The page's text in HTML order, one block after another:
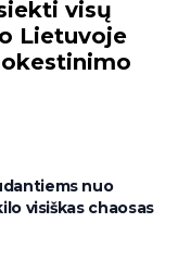
visų
Lietuvoje
nuo
visiškas chaosas